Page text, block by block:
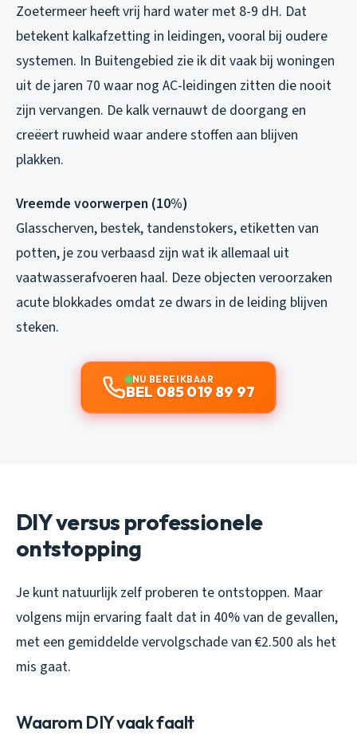
Zoetermeer heeft vrij hard water met 8-9 dH. Dat
betekent kalkafzetting in leidingen, vooral bij oudere
systemen. In Buitengebied zie ik dit vaak bij woningen
uit de jaren 70 waar nog AC-leidingen zitten die nooit
zijn vervangen. De kalk vernauwt de doorgang en
creëert ruwheid waar andere stoffen aan blijven
plakken.
Vreemde voorwerpen (10%)
Glasscherven, bestek, tandenstokers, etiketten van
potten, je zou verbaasd zijn wat ik allemaal uit
vaatwasserafvoeren haal. Deze objecten veroorzaken
acute blokkades omdat ze dwars in de leiding blijven
steken.
NU BEREIKBAAR
BEL 085 019 89 97
DIY versus professionele
ontstopping
Je kunt natuurlijk zelf proberen te ontstoppen. Maar
volgens mijn ervaring faalt dat in 40% van de gevallen,
met een gemiddelde vervolgschade van €2.500 als het
mis gaat.
Waarom DIY vaak faalt